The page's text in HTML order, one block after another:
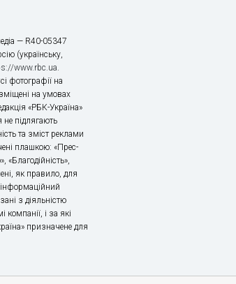
— R40-05347
(українську,
www.rbc.ua.
фотографії на
на умовах
«РБК-Україна»
не підлягають
та зміст реклами
плашкою: «Прес-
«Благодійність»,
як правило, для
інформаційний
з діяльністю
і за які
призначене для